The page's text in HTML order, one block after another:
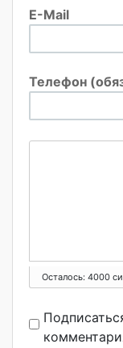
E-Mail
Телефон
Осталось: 4000